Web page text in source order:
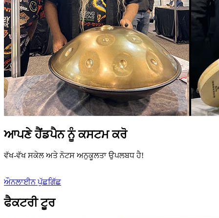
ਆਪਣੇ ਹੈਂਡਪੈਨ ਨੂੰ ਕਸਟਮ ਕਰੋ
ਵੱਖ-ਵੱਖ ਸਕੇਲ ਅਤੇ ਨੋਟਸ ਅਨੁਕੂਲਤਾ ਉਪਲਬਧ ਹੈ!
ਔਨਲਾਈਨ ਪੁੱਛਗਿੱਛ
ਫੈਕਟਰੀ ਟੂਰ